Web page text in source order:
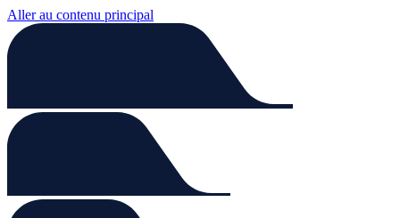
Aller au contenu principal